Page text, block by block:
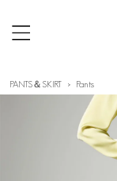
PANTS＆SKIRT Pants